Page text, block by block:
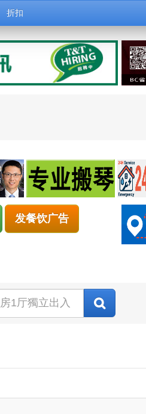
折扣
发餐饮广告